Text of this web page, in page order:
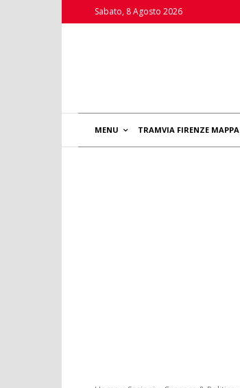
Sabato, 8 Agosto 2026
MENU TRAMVIA FIRENZE MAPPA